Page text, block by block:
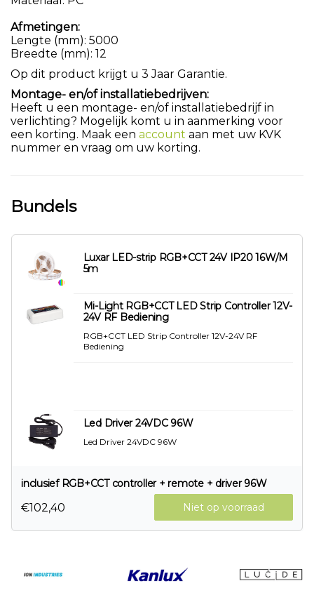
Afmetingen:
Lengte (mm): 5000
Breedte (mm): 12
Op dit product krijgt u 3 Jaar Garantie.
Montage- en/of installatiebedrijven:
Heeft u een montage- en/of installatiebedrijf in
verlichting? Mogelijk komt u in aanmerking voor
een korting. Maak een account aan met uw KVK
nummer en vraag om uw korting.
Bundels
Luxar LED-strip RGB+CCT 24V IP20 16W/M
5m
Mi-Light RGB+CCT LED Strip Controller 12V-
24V RF Bediening
RGB+CCT LED Strip Controller 12V-24V RF
Bediening
Led Driver 24VDC 96W
Led Driver 24VDC 96W
inclusief RGB+CCT controller + remote + driver 96W
Niet op voorraad
€102,40